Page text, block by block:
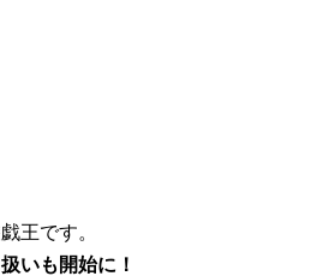
王です。
いも開始に！